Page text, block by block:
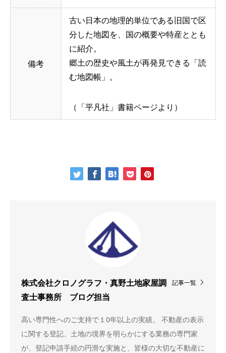
備考
古い日本の地理的単位である旧国で区
分した地図を、国の概要や特産ととも
に紹介。
郷土の歴史や風土が再発見できる「読
む地図帳」。
（「平凡社」書籍ページより）
記事一覧
株式会社クロノグラフ・真野土地家屋調
査士事務所 ブログ担当
高い専門性へのご支持で１0年以上の実績。 不動産の表示
に関する登記、土地の境界を明らかにする業務の専門家
が、登記申請手続の円滑な実施と、皆様の大切な不動産に